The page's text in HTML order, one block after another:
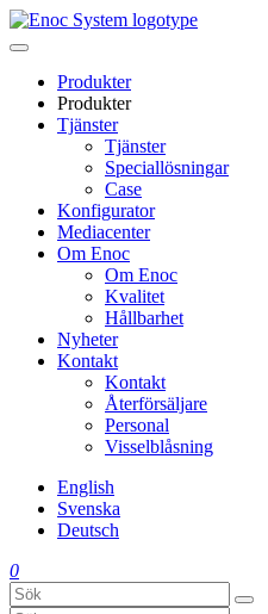
Skip
to
Produkter
Produkter
Tjänster
Tjänster
Speciallösningar
Case
Konfigurator
Mediacenter
Om Enoc
Om Enoc
Kvalitet
Hållbarhet
Nyheter
Kontakt
Kontakt
Återförsäljare
Personal
Visselblåsning
English
Svenska
Deutsch
0